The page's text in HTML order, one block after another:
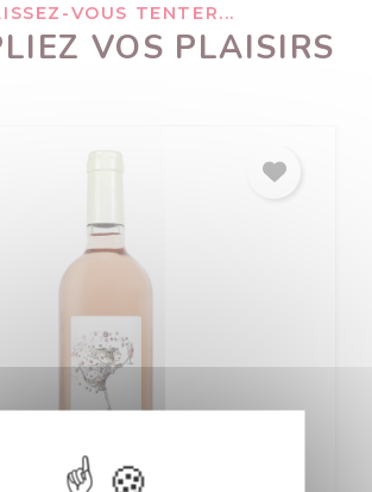
VOUS TENTER...
VOS PLAISIRS